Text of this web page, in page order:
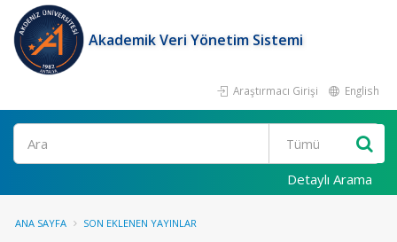
Akademik Veri Yönetim Sistemi
Araştırmacı Girişi English
Ara
Detaylı Arama
ANA SAYFA SON EKLENEN YAYINLAR